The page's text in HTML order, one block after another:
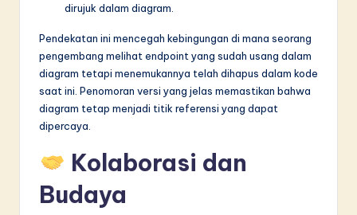
dirujuk dalam diagram.
Pendekatan ini mencegah kebingungan di mana seorang
pengembang melihat endpoint yang sudah usang dalam
diagram tetapi menemukannya telah dihapus dalam kode
saat ini. Penomoran versi yang jelas memastikan bahwa
diagram tetap menjadi titik referensi yang dapat
dipercaya.
Kolaborasi dan
Budaya